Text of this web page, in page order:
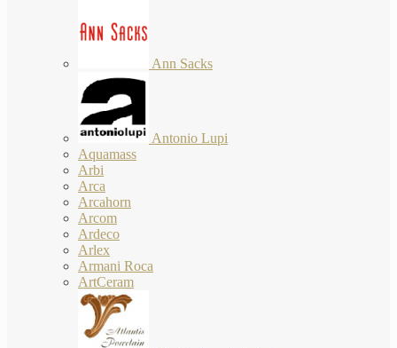
Ann Sacks
Antonio Lupi
Aquamass
Arbi
Arca
Arcahorn
Arcom
Ardeco
Arlex
Armani Roca
ArtCeram